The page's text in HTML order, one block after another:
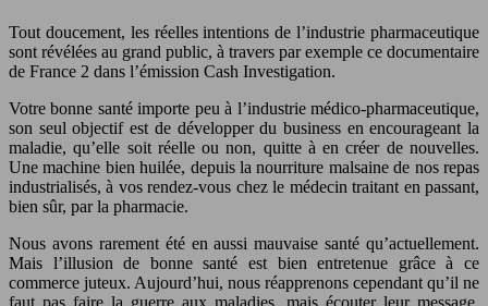
Tout doucement, les réelles intentions de l’industrie pharmaceutique
sont révélées au grand public, à travers par exemple ce documentaire
de France 2 dans l’émission Cash Investigation.
Votre bonne santé importe peu à l’industrie médico-pharmaceutique,
son seul objectif est de développer du business en encourageant la
maladie, qu’elle soit réelle ou non, quitte à en créer de nouvelles.
Une machine bien huilée, depuis la nourriture malsaine de nos repas
industrialisés, à vos rendez-vous chez le médecin traitant en passant,
bien sûr, par la pharmacie.
Nous avons rarement été en aussi mauvaise santé qu’actuellement.
Mais l’illusion de bonne santé est bien entretenue grâce à ce
commerce juteux. Aujourd’hui, nous réapprenons cependant qu’il ne
faut pas faire la guerre aux maladies, mais écouter leur message,